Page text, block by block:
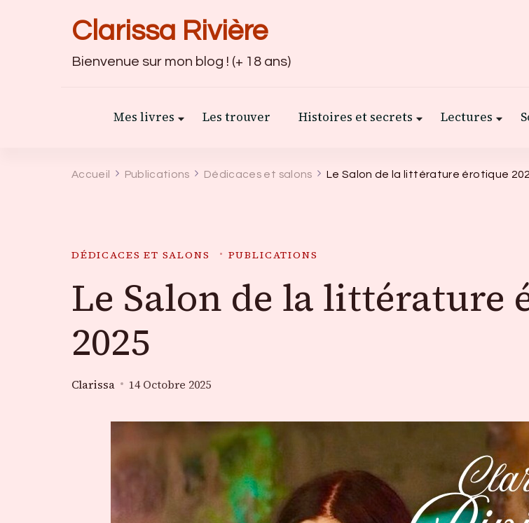
Clarissa Rivière
Bienvenue sur mon blog ! (+ 18 ans)
Mes livres Les trouver Histoires et secrets Lectures
Accueil Publications Dédicaces et salons Le Salon de la littérature érotique
DÉDICACES ET SALONS PUBLICATIONS
Le Salon de la littérature
2025
Clarissa 14 Octobre 2025